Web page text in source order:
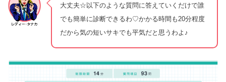
大丈夫☆以下のような質問に答えていくだけで誰
でも簡単に診断できるわ♡かかる時間も20分程度
だから気の短いサキでも平気だと思うわよ♪